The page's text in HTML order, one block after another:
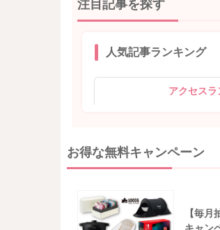
注目記事を探す
人気記事ランキング
アクセスラ
お得な無料キャンペーン
【毎